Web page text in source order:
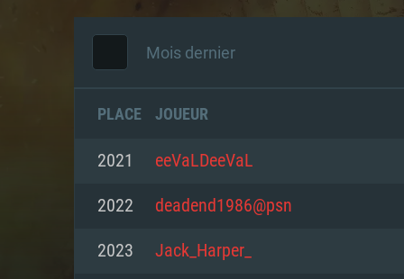
Mois dernier
PLACE JOUEUR
2021 eeVaLDeeVaL
2022 deadend1986@psn
2023 Jack_Harper_